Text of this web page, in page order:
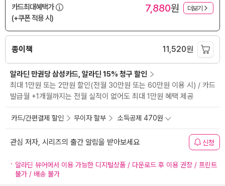
카드최대혜택가
(+쿠폰 적용 시)
7,880원 더보기
종이책 11,520원
알라딘 만권당 삼성카드, 알라딘 15% 청구 할인
최대 1만원 또는 2만원 할인(전월 30만원 또는 60만원 이용 시) / 카드
발급월 +1개월까지는 전월 실적이 없어도 최대 1만원 혜택 제공
카드/간편결제 할인 무이자 할부 소득공제 470원
관심 저자, 시리즈의 출간 알림을 받아보세요 신청
알라딘 뷰어에서 이용 가능한 디지털상품 / 다운로드 후 이용 권장 / 프린트
불가 / 배송 불가